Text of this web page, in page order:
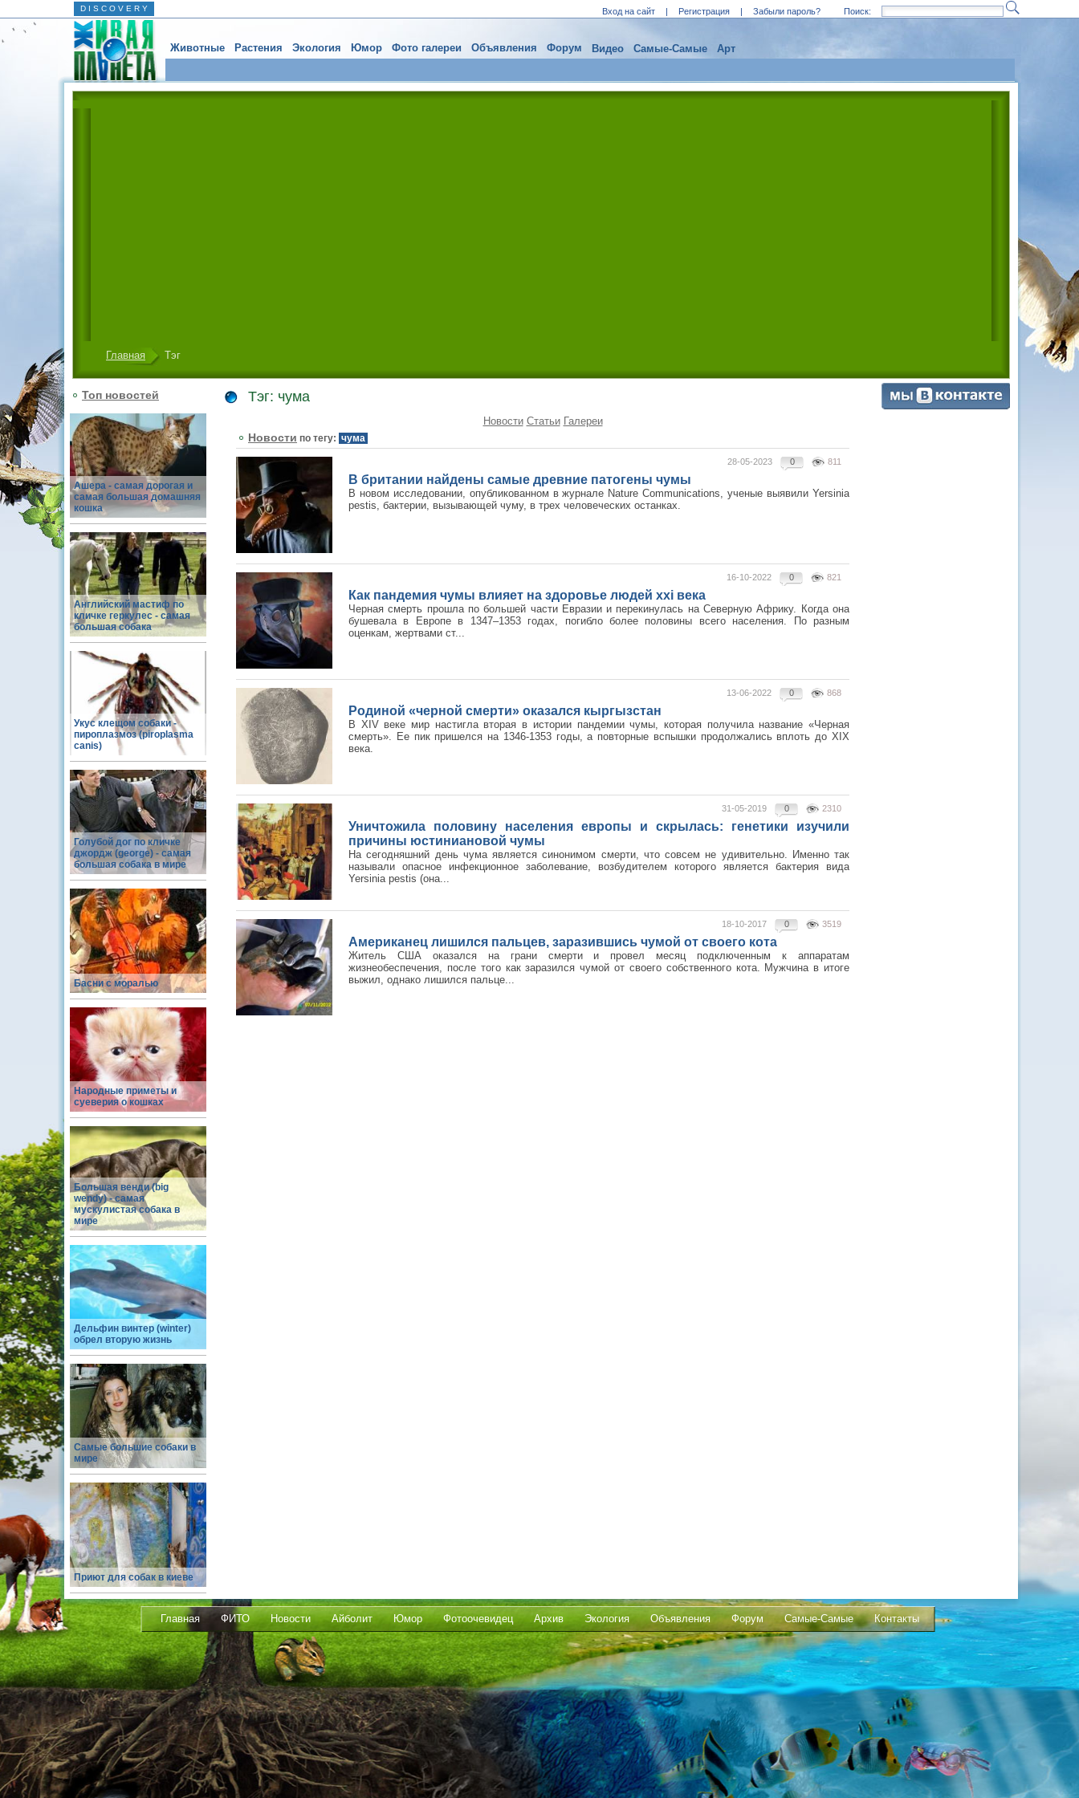
D I S C O V E R Y Вход на сайт | Регистрация | Забыли пароль? Поиск:
Животные Растения Экология Юмор Фото галереи Объявления Форум Видео Самые-Самые Арт
Главная Тэг
Топ новостей
Ашера - самая дорогая и
самая большая домашняя
кошка
Английский мастиф по
кличке геркулес - самая
большая собака
Укус клещом собаки -
пироплазмоз (piroplasma
canis)
Голубой дог по кличке
джордж (george) - самая
большая собака в мире
Басни с моралью
Народные приметы и
суеверия о кошках
Большая венди (big
wendy) - самая
мускулистая собака в
мире
Дельфин винтер (winter)
обрел вторую жизнь
Самые большие собаки в
мире
Приют для собак в киеве
Тэг: чума
Новости Статьи Галереи
Новости по тегу: чума
811
0
28-05-2023
В британии найдены самые древние патогены чумы
В новом исследовании, опубликованном в журнале Nature Communications, ученые выявили Yersinia
pestis, бактерии, вызывающей чуму, в трех человеческих останках.
821
0
16-10-2022
Как пандемия чумы влияет на здоровье людей xxi века
Черная смерть прошла по большей части Евразии и перекинулась на Северную Африку. Когда она
бушевала в Европе в 1347–1353 годах, погибло более половины всего населения. По разным
оценкам, жертвами ст...
868
0
13-06-2022
Родиной «черной смерти» оказался кыргызстан
В XIV веке мир настигла вторая в истории пандемии чумы, которая получила название «Черная
смерть». Ее пик пришелся на 1346-1353 годы, а повторные вспышки продолжались вплоть до XIX
века.
2310
0
31-05-2019
Уничтожила половину населения европы и скрылась: генетики изучили
причины юстиниановой чумы
На сегодняшний день чума является синонимом смерти, что совсем не удивительно. Именно так
называли опасное инфекционное заболевание, возбудителем которого является бактерия вида
Yersinia pestis (она...
3519
0
18-10-2017
Американец лишился пальцев, заразившись чумой от своего кота
Житель США оказался на грани смерти и провел месяц подключенным к аппаратам
жизнеобеспечения, после того как заразился чумой от своего собственного кота. Мужчина в итоге
выжил, однако лишился пальце...
Главная ФИТО Новости Айболит Юмор Фотоочевидец Архив Экология Объявления Форум Самые-Самые Контакты